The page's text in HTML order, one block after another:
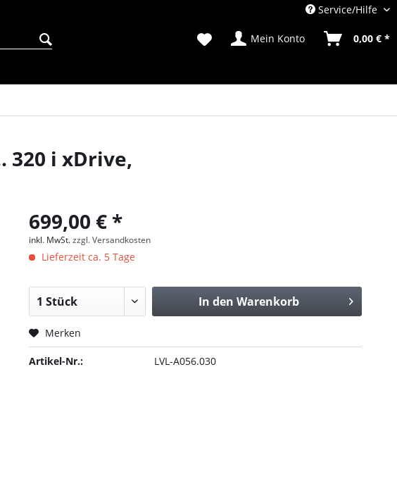
Service/Hilfe
Mein Konto 0,00 € *
320 i xDrive,
699,00 € *
inkl. MwSt.zzgl. Versandkosten
Lieferzeit ca. 5 Tage
In den Warenkorb
Merken
Artikel-Nr.: LVL-A056.030